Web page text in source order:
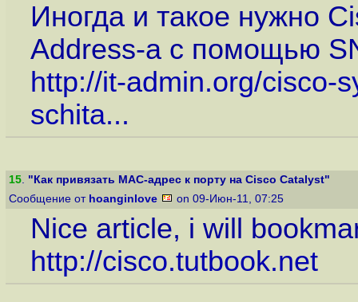
Иногда и такое нужно
Address-а с помощью
http://it-admin.org/cisco-
schita...
15. "Как привязать MAC-адрес к порту на Cisco Catalyst"
Сообщение от hoanginlove on 09-Июн-11, 07:25
Nice article, i will
http://cisco.tutbook.net